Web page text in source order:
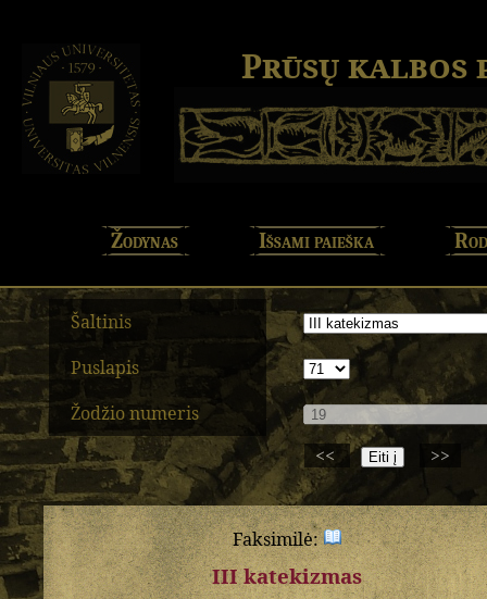
Prūsų kalbos
Žodynas Išsami paieška
Šaltinis
Puslapis
Žodžio numeris
<<
>>
Faksimilė:
III katekizmas